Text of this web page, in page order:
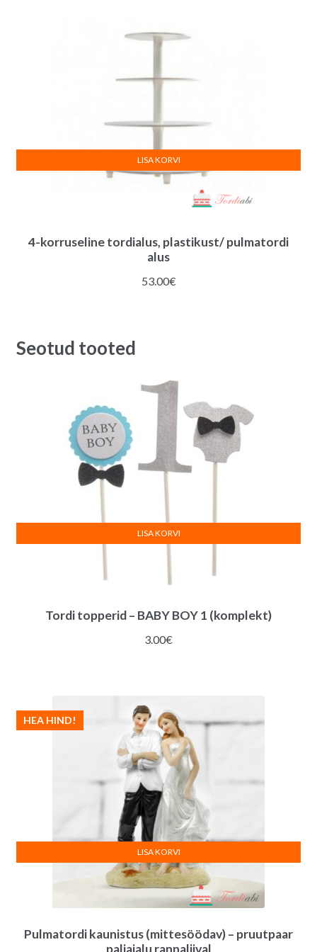
4-korruseline tordialus, plastikust/ pulmatordi
alus
53.00€
LISA KORVI
Seotud tooted
Tordi topperid – BABY BOY 1 (komplekt)
3.00€
LISA KORVI
Pulmatordi kaunistus (mittesöödav) – pruutpaar
paljajalu rannaliival
HEA HIND!
LISA KORVI